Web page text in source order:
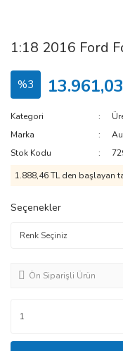
1:18 2016 Ford
%3
Kategori
Marka
Stok Kodu
1.888,46 TL den başlayan
Seçenekler
Ön Siparişli Ürün